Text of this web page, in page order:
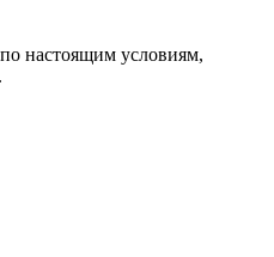
настоящим условиям,